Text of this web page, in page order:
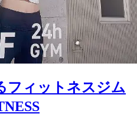
フィットネスジム